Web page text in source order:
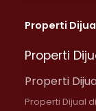
Properti
Properti
Properti
Properti Dijual